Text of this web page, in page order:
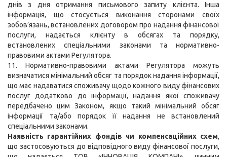
днів з дня отримання письмового запиту клієнта. Інша
інформація, що стосується виконання сторонами своїх
зобов’язань, встановлених договором про надання фінансової
послуги, надається клієнту в обсягах та порядку,
встановлених спеціальними законами та нормативно-
правовими актами Регулятора.
11. Нормативно-правовими актами Регулятора можуть
визначатися мінімальний обсяг та порядок надання інформації,
що має надаватися споживачу щодо кожного виду фінансових
послуг додатково до інформації, надання якої споживачу
передбачено цим Законом, якщо такий мінімальний обсяг
інформації та/або порядок її надання не встановлений
спеціальними законами.
Наявність гарантійних фондів чи компенсаційних схем,
що застосовуються до відповідного виду фінансової послуги,